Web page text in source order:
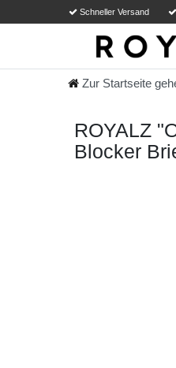
Schneller Versand
Zur Startseite
ROYALZ
Blocker